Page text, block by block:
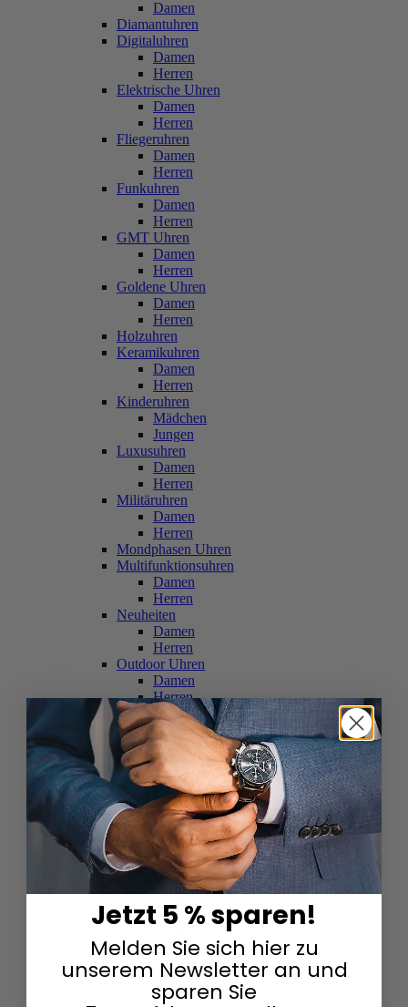
Damen
Diamantuhren
Digitaluhren
Damen
Herren
Elektrische Uhren
Damen
Herren
Fliegeruhren
Damen
Herren
Funkuhren
Damen
Herren
GMT Uhren
Damen
Herren
Goldene Uhren
Damen
Herren
Holzuhren
Keramikuhren
Damen
Herren
Kinderuhren
Mädchen
Jungen
Luxusuhren
Damen
Herren
Militäruhren
Damen
Herren
Mondphasen Uhren
Multifunktionsuhren
Damen
Herren
Neuheiten
Damen
Herren
Outdoor Uhren
Damen
Herren
Schweizer Uhren
Damen
Herren
Skelettuhren
Damen
Herren
Smartwatches
Damen
Herren
Solaruhren
Herren
Damen
Sportuhren
Damen
Herren
Swarovski & Edelsteine
Damen
Herren
Jetzt 5 % sparen!
Melden Sie sich hier zu
unserem Newsletter an und
sparen Sie